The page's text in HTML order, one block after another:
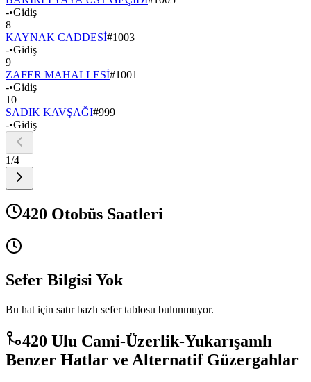
-•Gidiş
8
KAYNAK CADDESİ#1003
-•Gidiş
9
ZAFER MAHALLESİ#1001
-•Gidiş
10
SADIK KAVŞAĞI#999
-•Gidiş
1/4
420 Otobüs Saatleri
Sefer Bilgisi Yok
Bu hat için satır bazlı sefer tablosu bulunmuyor.
420 Ulu Cami-Üzerlik-Yukarışamlı
Benzer Hatlar ve Alternatif Güzergahlar